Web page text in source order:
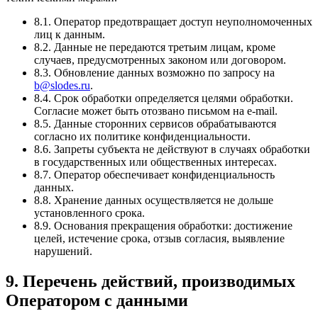
8.1. Оператор предотвращает доступ неуполномоченных
лиц к данным.
8.2. Данные не передаются третьим лицам, кроме
случаев, предусмотренных законом или договором.
8.3. Обновление данных возможно по запросу на
b@slodes.ru.
8.4. Срок обработки определяется целями обработки.
Согласие может быть отозвано письмом на e-mail.
8.5. Данные сторонних сервисов обрабатываются
согласно их политике конфиденциальности.
8.6. Запреты субъекта не действуют в случаях обработки
в государственных или общественных интересах.
8.7. Оператор обеспечивает конфиденциальность
данных.
8.8. Хранение данных осуществляется не дольше
установленного срока.
8.9. Основания прекращения обработки: достижение
целей, истечение срока, отзыв согласия, выявление
нарушений.
9. Перечень действий, производимых
Оператором с данными